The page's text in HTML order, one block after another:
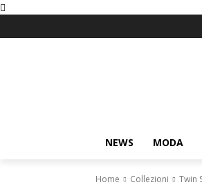
NEWS MODA
Home Collezioni Twin